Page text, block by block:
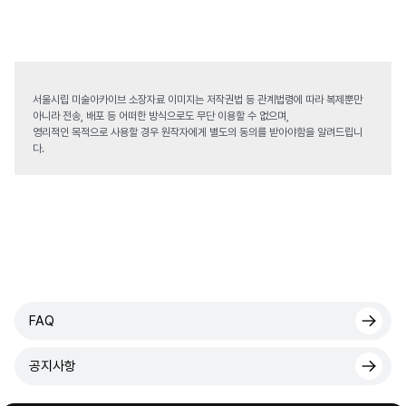
서울시립 미술아카이브 소장자료 이미지는 저작권법 등 관계법령에 따라 복제뿐만
아니라 전송, 배포 등 어떠한 방식으로도 무단 이용할 수 없으며,
영리적인 목적으로 사용할 경우 원작자에게 별도의 동의를 받아야함을 알려드립니
다.
FAQ
공지사항